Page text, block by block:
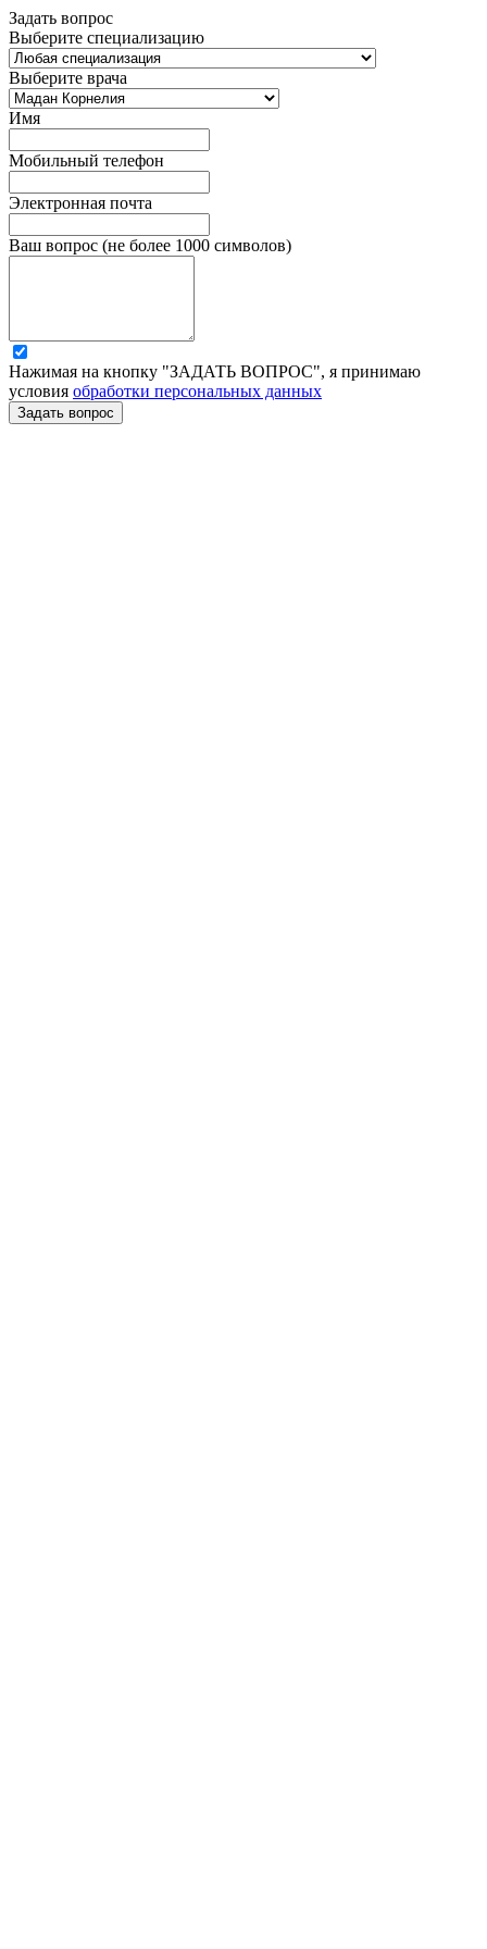
Задать вопрос
Выберите специализацию
Выберите врача
Имя
Мобильный телефон
Электронная почта
Ваш вопрос (не более 1000 символов)
Нажимая на кнопку "ЗАДАТЬ ВОПРОС", я принимаю
условия обработки персональных данных
Задать вопрос